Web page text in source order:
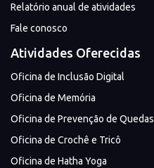
Relatório anual de atividades
Fale conosco
Atividades Oferecidas
Oficina de Inclusão Digital
Oficina de Memória
Oficina de Prevenção de Quedas
Oficina de Crochê e Tricô
Oficina de Hatha Yoga